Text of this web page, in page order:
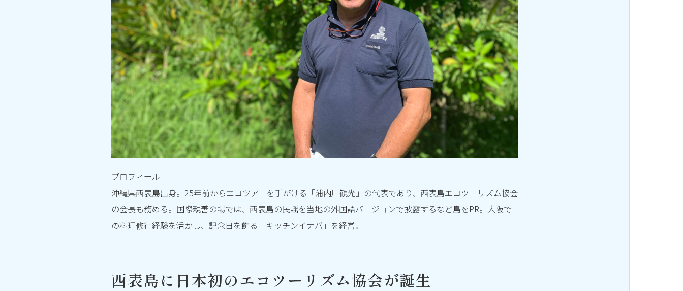
プロフィール
沖縄県西表島出身。25年前からエコツアーを手がける「浦内川観光」の代表であり、西表島エコツーリズム協会
の会長も務める。国際親善の場では、西表島の民謡を当地の外国語バージョンで披露するなど島をPR。大阪で
の料理修行経験を活かし、記念日を飾る「キッチンイナバ」を経営。
西表島に日本初のエコツーリズム協会が誕生